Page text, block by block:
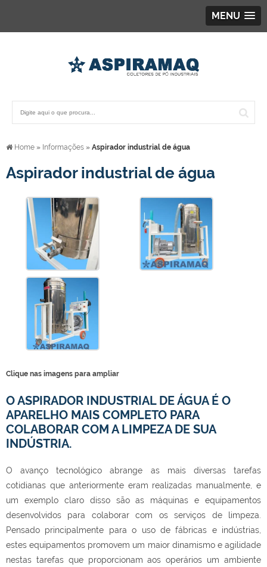
MENU
Home » Informações » Aspirador industrial de água
Aspirador industrial de água
Clique nas imagens para ampliar
O ASPIRADOR INDUSTRIAL DE ÁGUA É O
APARELHO MAIS COMPLETO PARA
COLABORAR COM A LIMPEZA DE SUA
INDÚSTRIA.
O avanço tecnológico abrange as mais diversas tarefas
cotidianas que anteriormente eram realizadas manualmente, e
um exemplo claro disso são as máquinas e equipamentos
desenvolvidos para colaborar com os serviços de limpeza.
Pensado principalmente para o uso de fábricas e indústrias,
estes equipamentos promovem um maior dinamismo e agilidade
nestas tarefas que proporcionam aos operários um ambiente